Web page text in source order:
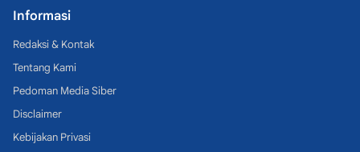
Informasi
Redaksi & Kontak
Tentang Kami
Pedoman Media Siber
Disclaimer
Kebijakan Privasi